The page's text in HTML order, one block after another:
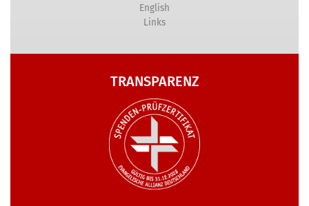
English
Links
TRANSPARENZ